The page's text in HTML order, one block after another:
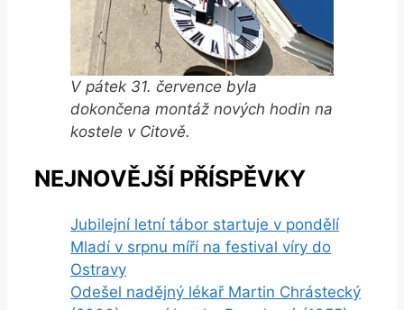
V pátek 31. července byla
dokončena montáž nových hodin na
kostele v Citově.
NEJNOVĚJŠÍ PŘÍSPĚVKY
Jubilejní letní tábor startuje v pondělí
Mladí v srpnu míří na festival víry do
Ostravy
Odešel nadějný lékař Martin Chrástecký